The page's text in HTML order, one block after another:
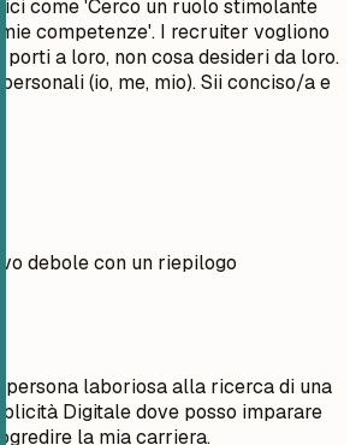
come 'Cerco un ruolo stimolante
competenze'. I recruiter vogliono
porti a loro, non cosa desideri da loro.
(io, me, mio). Sii conciso/a e
debole con un riepilogo
persona laboriosa alla ricerca di una
Digitale dove posso imparare
la mia carriera.